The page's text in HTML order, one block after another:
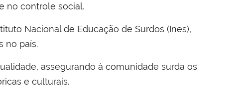
no controle social.
Nacional de Educação de Surdos (Ines),
no país.
assegurando à comunidade surda os
e culturais.